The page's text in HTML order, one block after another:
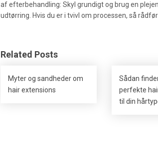
af efterbehandling: Skyl grundigt og brug en
udtørring. Hvis du er i tvivl om processen, så
Related Posts
Myter og sandheder om
hair extensions
Sådan
perfekte
til din